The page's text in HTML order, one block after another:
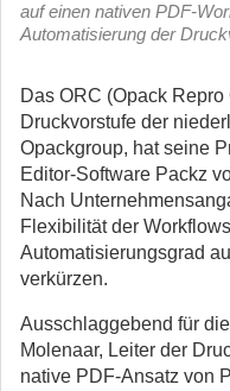
auf einen nativen PDF-
Automatisierung der
Das ORC (Opack
Druckvorstufe der
Opackgroup, hat seine
Editor-Software Packz
Nach
Flexibilität der
Automatisierungsgrad
verkürzen.
Ausschlaggebend für
Molenaar, Leiter der
native PDF-Ansatz von